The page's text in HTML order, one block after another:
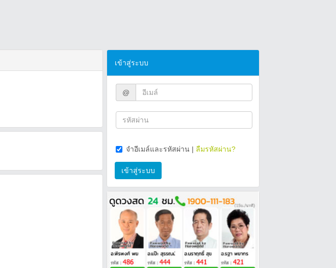
เข้าสู่ระบบ
@
จำอีเมล์และรหัสผ่าน | ลืมรหัสผ่าน?
เข้าสู่ระบบ